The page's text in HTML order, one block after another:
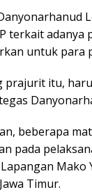
terkait
untuk para
prajurit itu,
beberapa
pada
Mako
Timur.